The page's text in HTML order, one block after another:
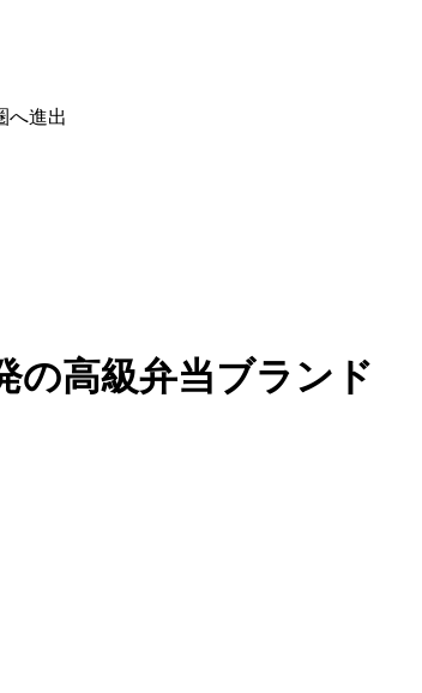
へ進出
の高級弁当ブランド